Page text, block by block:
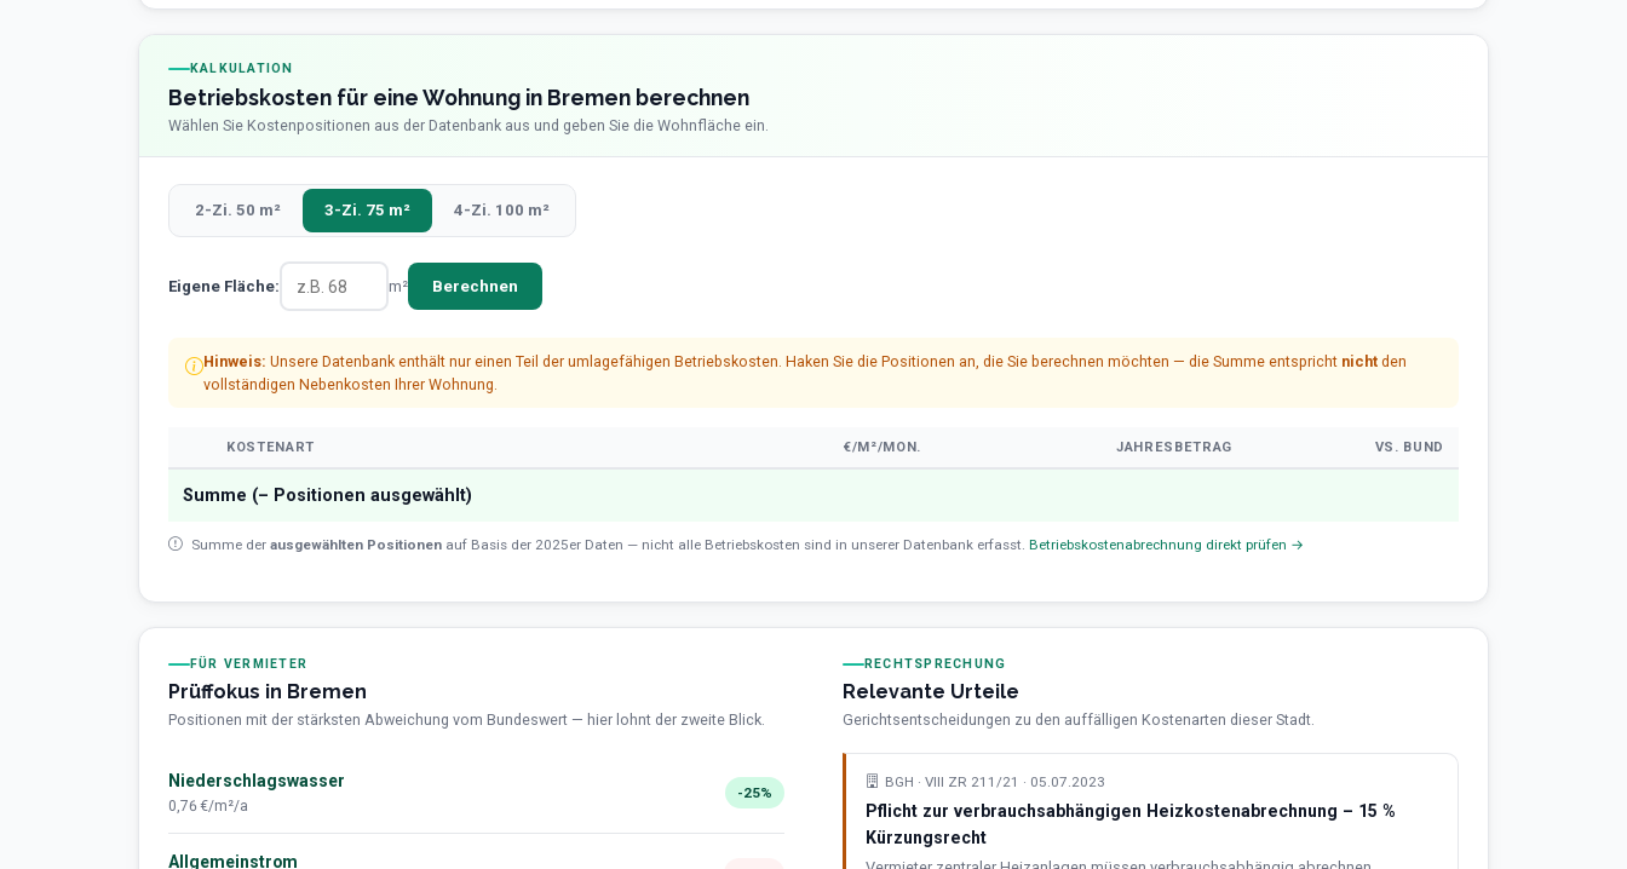
KALKULATION
Betriebskosten für eine Wohnung in Bremen berechnen
Wählen Sie Kostenpositionen aus der Datenbank aus und geben Sie die Wohnfläche ein.
2-Zi. 50 m² 3-Zi. 75 m² 4-Zi. 100 m²
Eigene Fläche: m² Berechnen
Hinweis: Unsere Datenbank enthält nur einen Teil der umlagefähigen Betriebskosten. Haken Sie die Positionen an, die Sie berechnen möchten — die Summe entspricht nicht den
vollständigen Nebenkosten Ihrer Wohnung.
KOSTENART €/M²/MON. JAHRESBETRAG VS. BUND
Summe (– Positionen ausgewählt)
Summe der ausgewählten Positionen auf Basis der 2025er Daten — nicht alle Betriebskosten sind in unserer Datenbank erfasst. Betriebskostenabrechnung direkt prüfen →
FÜR VERMIETER
Prüffokus in Bremen
Positionen mit der stärksten Abweichung vom Bundeswert — hier lohnt der zweite Blick.
Niederschlagswasser
0,76 €/m²/a
-25%
Allgemeinstrom
RECHTSPRECHUNG
Relevante Urteile
Gerichtsentscheidungen zu den auffälligen Kostenarten dieser Stadt.
BGH · VIII ZR 211/21 · 05.07.2023
Pflicht zur verbrauchsabhängigen Heizkostenabrechnung – 15 %
Kürzungsrecht